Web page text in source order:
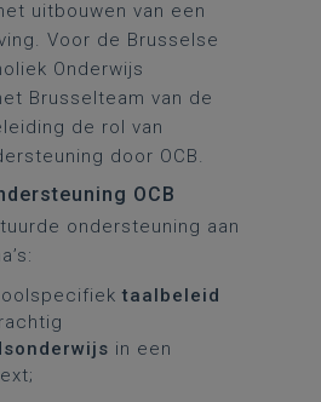
uitbouwen van een
Voor de Brusselse
Onderwijs
Brusselteam van de
de rol van
door OCB.
OCB
ondersteuning aan
taalbeleid
in een